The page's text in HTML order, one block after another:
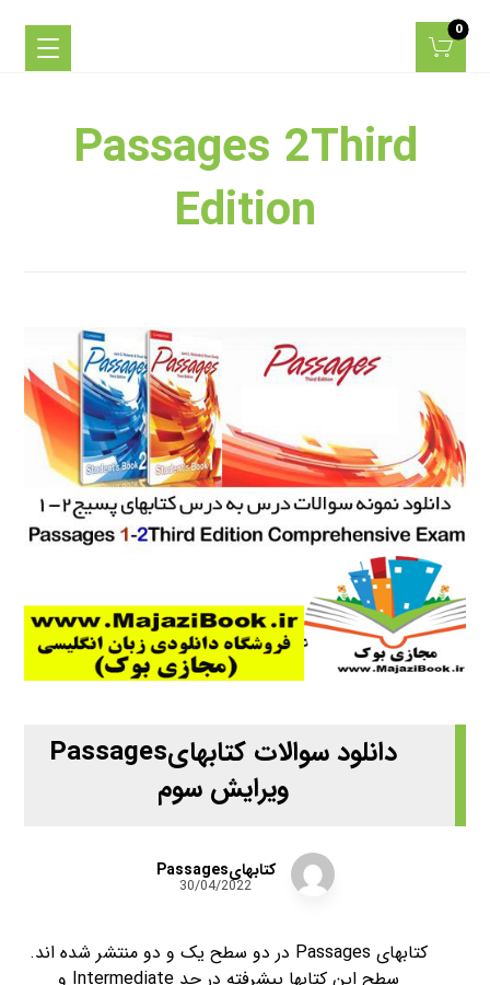
Passages 2Third
Edition
دانلود سوالات کتابهایPassages
ویرایش سوم
کتابهایPassages
30/04/2022
کتابهای Passages در دو سطح یک و دو منتشر شده اند.
سطح این کتابها پیشرفته در حد Intermediate و